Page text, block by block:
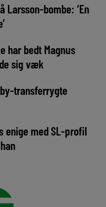
Larsson-bombe: ‘En
har bedt Magnus
sig væk
transferrygte
enige med SL-profil